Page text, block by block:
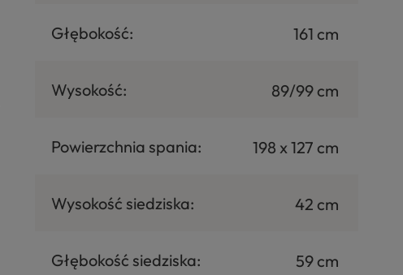
Głębokość: 161 cm
Wysokość: 89/99 cm
Powierzchnia spania: 198 x 127 cm
Wysokość siedziska: 42 cm
Głębokość siedziska: 59 cm